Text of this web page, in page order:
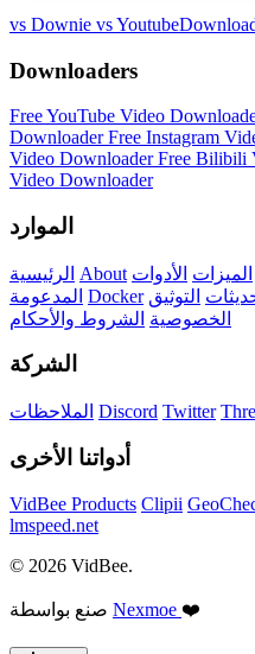
vs Downie vs
Downloaders
Free YouTube Video
DownloaderFree Instagram
Video DownloaderFree Bilibili
Video Downloader
الموارد
الرئيسية About الميزات الأدوات
المدعومة Docker التوثيق
الخصوصية الشروط والأحكام
الشركة
الملاحظات Discord Twitter
أدواتنا الأخرى
VidBee Products Clipii
lmspeed.net
© 2026 VidBee.
Nexmoe ❤️